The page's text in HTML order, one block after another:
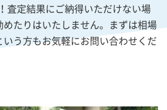
査定結果にご納得いただけない場
たりはいたしません。まずは相場
う方もお気軽にお問い合わせくだ